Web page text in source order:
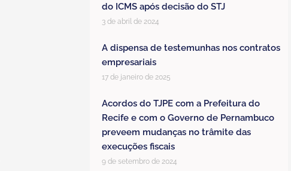
do ICMS após decisão do STJ
3 de abril de 2024
A dispensa de testemunhas nos contratos
empresariais
17 de janeiro de 2025
Acordos do TJPE com a Prefeitura do
Recife e com o Governo de Pernambuco
preveem mudanças no trâmite das
execuções fiscais
9 de setembro de 2024